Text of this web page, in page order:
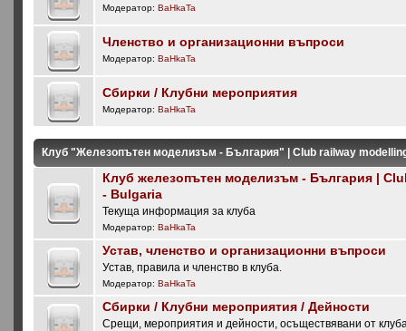
Модератор:BaHkaTa
Членство и организационни въпроси
Модератор:BaHkaTa
Сбирки / Клубни мероприятия
Модератор:BaHkaTa
Клуб "Железопътен моделизъм - България" | Club railway
Клуб железопътен моделизъм - България |
- Bulgaria
Текуща информация за клуба
Модератор:BaHkaTa
Устав, членство и организационни въпроси
Устав, правила и членство в клуба.
Модератор:BaHkaTa
Сбирки / Клубни мероприятия / Дейности
Срещи, мероприятия и дейности, осъществявани от